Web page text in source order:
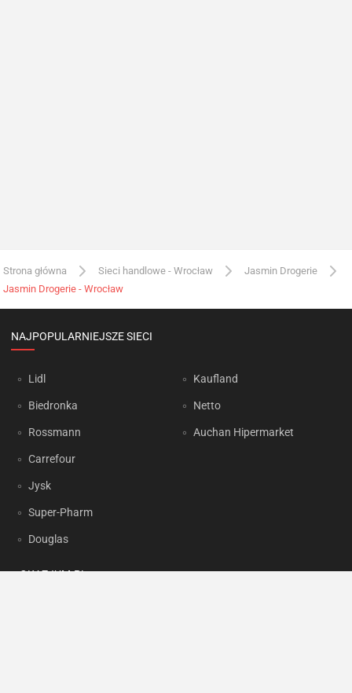
Strona główna Sieci handlowe - Wrocław
Jasmin Drogerie
Jasmin Drogerie - Wrocław
NAJPOPULARNIEJSZE SIECI
Lidl
Biedronka
Rossmann
Carrefour
Jysk
Super-Pharm
Douglas
Kaufland
Netto
Auchan Hipermarket
OKAZJUM.PL